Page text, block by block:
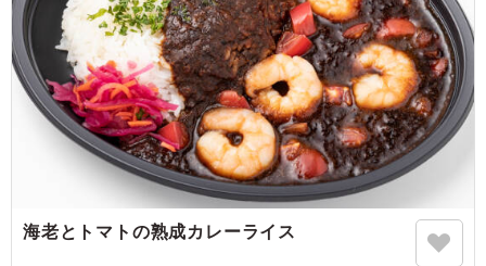
した！ こちらもおすすめですが、容器だけちょっと不安
定かなと思いました。
ご利用シーン：懇親会 ›ランチ会
東京都港区虎ノ門2026/03/23
海老とトマトの熟成カレーライス